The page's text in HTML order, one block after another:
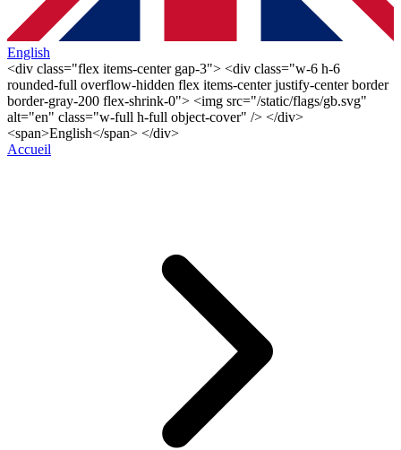
English
<div class="flex items-center gap-3"> <div class="w-6 h-6
rounded-full overflow-hidden flex items-center justify-center border
border-gray-200 flex-shrink-0"> <img src="/static/flags/gb.svg"
alt="en" class="w-full h-full object-cover" /> </div>
<span>English</span> </div>
Accueil